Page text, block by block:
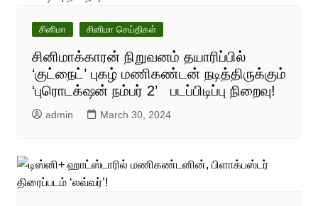
சினிமா சினிமா செய்திகள்
சினிமாக்காரன் நிறுவனம் தயாரிப்பில்
‘குட்நைட்’ புகழ் மணிகண்டன் நடித்திருக்கும்
‘புரொடக்‌ஷன் நம்பர் 2’ படப்பிடிப்பு நிறைவு!
admin March 30, 2024